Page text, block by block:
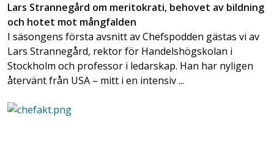
Lars Strannegård om meritokrati, behovet av bildning
och hotet mot mångfalden
I säsongens första avsnitt av Chefspodden gästas vi av
Lars Strannegård, rektor för Handelshögskolan i
Stockholm och professor i ledarskap. Han har nyligen
återvänt från USA – mitt i en intensiv ...